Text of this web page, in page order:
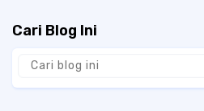
Cari Blog Ini